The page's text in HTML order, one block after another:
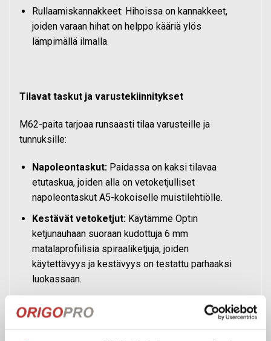
Rullaamiskannakkeet: Hihoissa on kannakkeet,
joiden varaan hihat on helppo kääriä ylös
lämpimällä ilmalla.
Tilavat taskut ja varustekiinnitykset
M62-paita tarjoaa runsaasti tilaa varusteille ja
tunnuksille:
Napoleontaskut:Paidassa on kaksi tilavaa
etutaskua, joiden alla on vetoketjulliset
napoleontaskut A5-kokoiselle muistilehtiölle.
Kestävät vetoketjut:Käytämme Optin
ketjunauhaan suoraan kudottuja 6 mm
matalaprofiilisia spiraaliketjuja, joiden
käytettävyys ja kestävyys on testattu parhaaksi
luokassaan.
tartuntalenkki, josta taskun saa auki